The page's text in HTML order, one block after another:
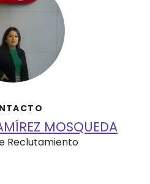
MOSQUEDA
Reclutamiento